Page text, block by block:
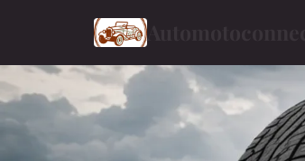
Automotoconnect